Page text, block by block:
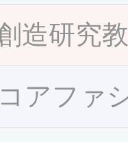
造研究
アファ